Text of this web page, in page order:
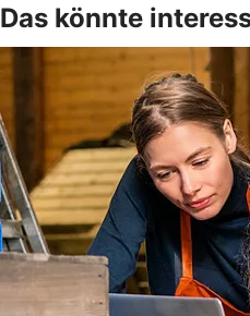
Das könnte